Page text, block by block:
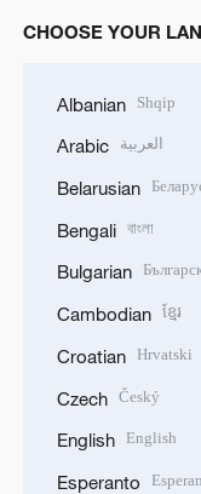
CHOOSE YOUR
Albanian Shqip
Arabic العربية
Belarusian
Bengali বাংলা
Bulgarian
Cambodian ខ្មែរ
Croatian Hrvatski
Czech Český
English English
Esperanto